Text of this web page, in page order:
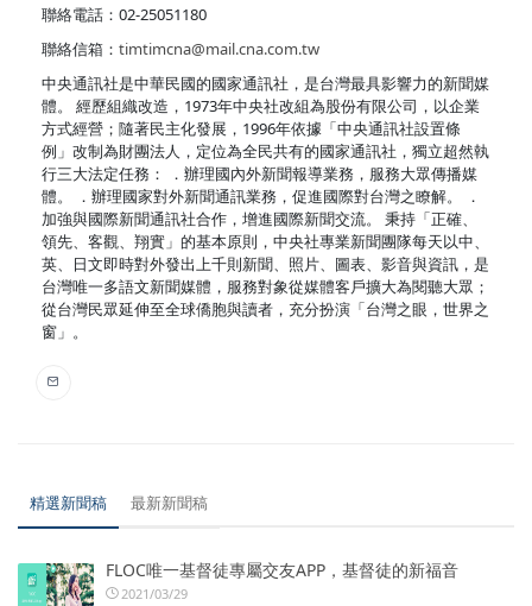
聯絡電話：02-25051180
聯絡信箱： timtimcna@mail.cna.com.tw
中央通訊社是中華民國的國家通訊社，是台灣最具影響力的新聞媒
體。 經歷組織改造，1973年中央社改組為股份有限公司，以企業
方式經營；隨著民主化發展，1996年依據「中央通訊社設置條
例」改制為財團法人，定位為全民共有的國家通訊社，獨立超然執
行三大法定任務： ．辦理國內外新聞報導業務，服務大眾傳播媒
體。 ．辦理國家對外新聞通訊業務，促進國際對台灣之瞭解。 ．
加強與國際新聞通訊社合作，增進國際新聞交流。 秉持「正確、
領先、客觀、翔實」的基本原則，中央社專業新聞團隊每天以中、
英、日文即時對外發出上千則新聞、照片、圖表、影音與資訊，是
台灣唯一多語文新聞媒體，服務對象從媒體客戶擴大為閱聽大眾；
從台灣民眾延伸至全球僑胞與讀者，充分扮演「台灣之眼，世界之
窗」。
精選新聞稿 最新新聞稿
FLOC唯一基督徒專屬交友APP，基督徒的新福音
2021/03/29